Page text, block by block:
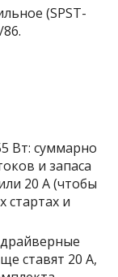
(SPST-
Вт: суммарно
и запаса
20 А (чтобы
стартах и
ставят 20 А,